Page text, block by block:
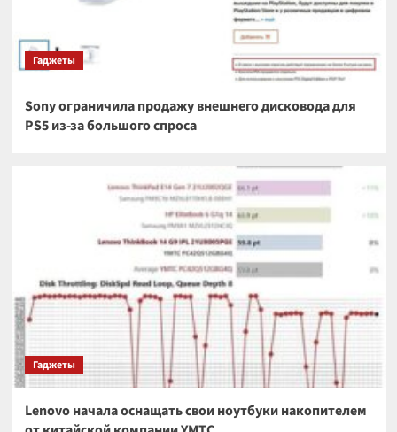
Гаджеты
Sony ограничила продажу внешнего дисковода для
PS5 из-за большого спроса
Гаджеты
Lenovo начала оснащать свои ноутбуки накопителем